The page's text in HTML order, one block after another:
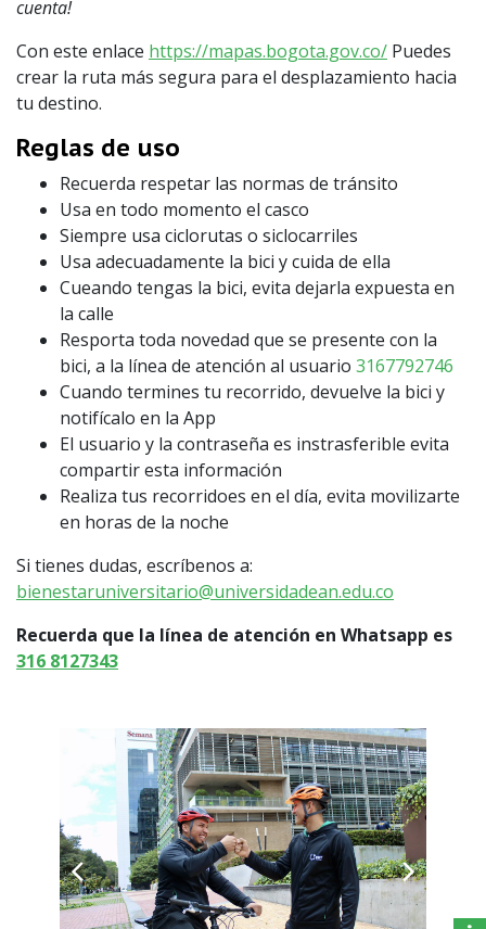
cuenta!
Con este enlace https://mapas.bogota.gov.co/ Puedes
crear la ruta más segura para el desplazamiento hacia
tu destino.
Reglas de uso
Recuerda respetar las normas de tránsito
Usa en todo momento el casco
Siempre usa ciclorutas o siclocarriles
Usa adecuadamente la bici y cuida de ella
Cueando tengas la bici, evita dejarla expuesta en
la calle
Resporta toda novedad que se presente con la
bici, a la línea de atención al usuario 3167792746
Cuando termines tu recorrido, devuelve la bici y
notifícalo en la App
El usuario y la contraseña es instrasferible evita
compartir esta información
Realiza tus recorridoes en el día, evita movilizarte
en horas de la noche
Si tienes dudas, escríbenos a:
bienestaruniversitario@universidadean.edu.co
Recuerda que la línea de atención en Whatsapp es
316 8127343